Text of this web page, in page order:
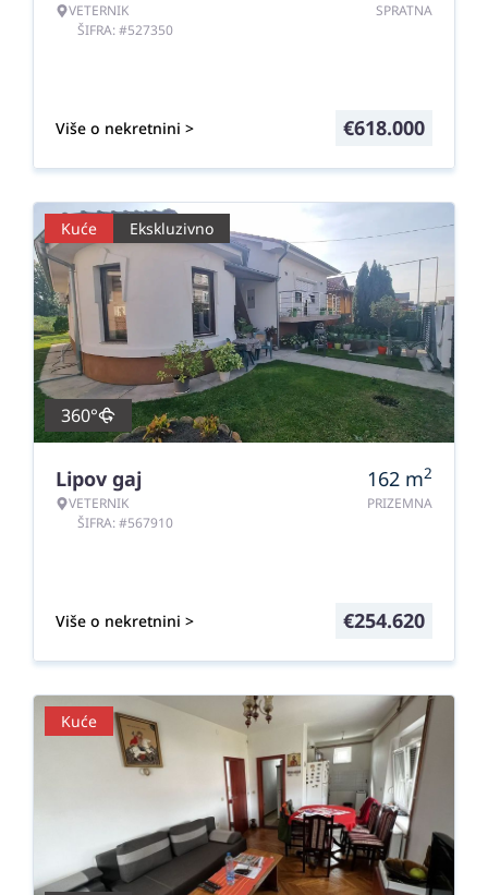
VETERNIK
ŠIFRA: #527350
SPRATNA
Više o nekretnini > €618.000
Kuće Ekskluzivno
360°
Lipov gaj
VETERNIK
ŠIFRA: #567910
162 m2
PRIZEMNA
Više o nekretnini > €254.620
Kuće